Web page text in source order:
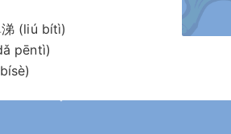
涕 (liú bítì)
pēntì)